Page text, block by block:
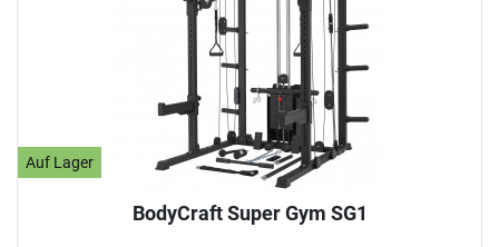
Auf Lager
BodyCraft Super Gym SG1